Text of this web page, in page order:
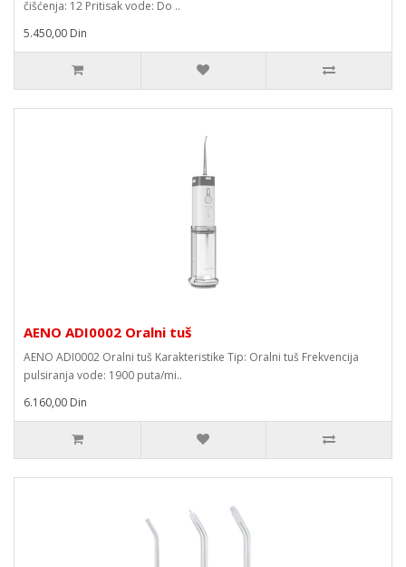
čišćenja: 12 Pritisak vode: Do ..
5.450,00 Din
AENO ADI0002 Oralni tuš
AENO ADI0002 Oralni tuš Karakteristike Tip: Oralni tuš Frekvencija
pulsiranja vode: 1900 puta/mi..
6.160,00 Din